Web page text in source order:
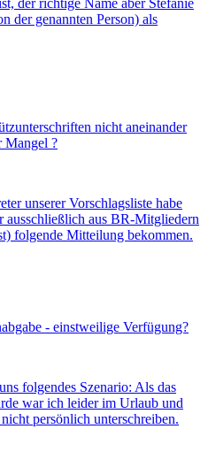
der richtige Name aber Stefanie
der genannten Person) als
nicht aneinander
Mangel ?
unserer Vorschlagsliste habe
ausschließlich aus BR-Mitgliedern
folgende Mitteilung bekommen.
- einstweilige Verfügung?
folgendes Szenario: Als das
war ich leider im Urlaub und
persönlich unterschreiben.